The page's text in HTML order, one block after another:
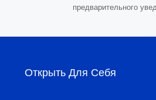
предварительного
Открыть Для Себя